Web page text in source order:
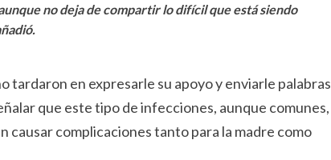
no deja de compartir lo difícil que está siendo
tardaron en expresarle su apoyo y enviarle palabras
que este tipo de infecciones, aunque comunes,
causar complicaciones tanto para la madre como